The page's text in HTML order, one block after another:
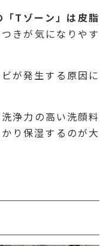
Tゾーン」は皮脂
きが気になりやす
が発生する原因に
浄力の高い洗顔料
り保湿するのが大